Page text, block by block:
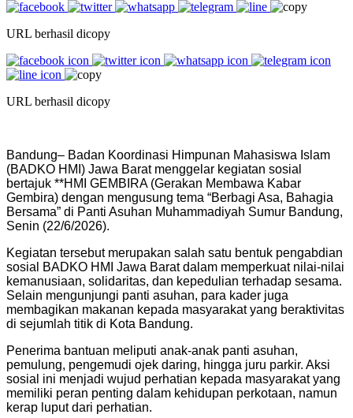
URL berhasil dicopy
URL berhasil dicopy
Bandung– Badan Koordinasi Himpunan Mahasiswa Islam
(BADKO HMI) Jawa Barat menggelar kegiatan sosial
bertajuk **HMI GEMBIRA (Gerakan Membawa Kabar
Gembira) dengan mengusung tema “Berbagi Asa, Bahagia
Bersama” di Panti Asuhan Muhammadiyah Sumur Bandung,
Senin (22/6/2026).
Kegiatan tersebut merupakan salah satu bentuk pengabdian
sosial BADKO HMI Jawa Barat dalam memperkuat nilai-nilai
kemanusiaan, solidaritas, dan kepedulian terhadap sesama.
Selain mengunjungi panti asuhan, para kader juga
membagikan makanan kepada masyarakat yang beraktivitas
di sejumlah titik di Kota Bandung.
Penerima bantuan meliputi anak-anak panti asuhan,
pemulung, pengemudi ojek daring, hingga juru parkir. Aksi
sosial ini menjadi wujud perhatian kepada masyarakat yang
memiliki peran penting dalam kehidupan perkotaan, namun
kerap luput dari perhatian.